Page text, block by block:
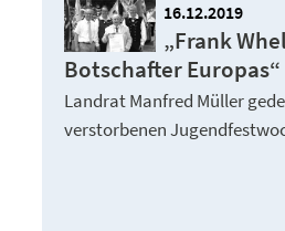
16.12.2019
„Frank
Botschafter Europas“
Landrat Manfred Müller
verstorbenen